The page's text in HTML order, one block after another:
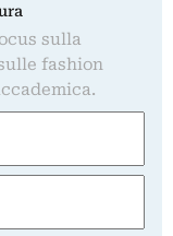
sulla
fashion